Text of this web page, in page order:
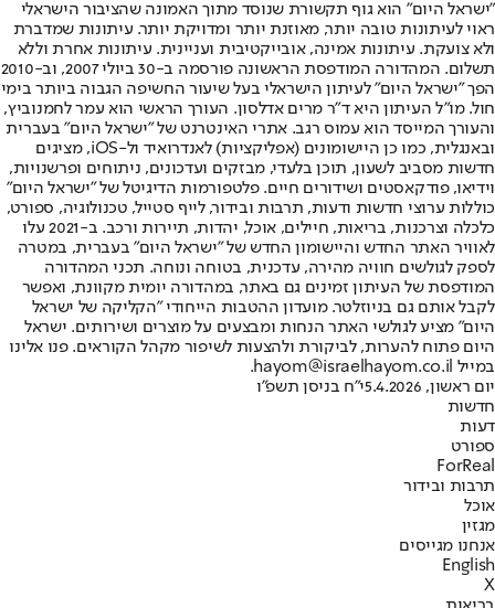
"ישראל היום" הוא גוף תקשורת שנוסד מתוך האמונה שהציבור הישראלי
ראוי לעיתונות טובה יותר, מאוזנת יותר ומדויקת יותר. עיתונות שמדברת
ולא צועקת. עיתונות אמינה, אובייקטיבית ועניינית. עיתונות אחרת וללא
תשלום. המהדורה המודפסת הראשונה פורסמה ב-30 ביולי 2007, וב-2010
הפך "ישראל היום" לעיתון הישראלי בעל שיעור החשיפה הגבוה ביותר בימי
חול. מו"ל העיתון היא ד"ר מרים אדלסון. העורך הראשי הוא עמר לחמנוביץ,
והעורך המייסד הוא עמוס רגב. אתרי האינטרנט של "ישראל היום" בעברית
ובאנגלית, כמו כן היישומונים (אפליקציות) לאנדרואיד ול-iOS, מציגים
חדשות מסביב לשעון, תוכן בלעדי, מבזקים ועדכונים, ניתוחים ופרשנויות,
וידיאו, פודקאסטים ושידורים חיים. פלטפורמות הדיגיטל של "ישראל היום"
כוללות ערוצי חדשות ודעות, תרבות ובידור, לייף סטייל, טכנולוגיה, ספורט,
כלכלה וצרכנות, בריאות, חיילים, אוכל, יהדות, תיירות ורכב. ב-2021 עלו
לאוויר האתר החדש והיישומון החדש של "ישראל היום" בעברית, במטרה
לספק לגולשים חוויה מהירה, עדכנית, בטוחה ונוחה. תכני המהדורה
המודפסת של העיתון זמינים גם באתר, במהדורה יומית מקוונת, ואפשר
לקבל אותם גם בניוזלטר. מועדון ההטבות הייחודי "הקליקה של ישראל
היום" מציע לגולשי האתר הנחות ומבצעים על מוצרים ושירותים. ישראל
היום פתוח להערות, לביקורת ולהצעות לשיפור מקהל הקוראים. פנו אלינו
במייל hayom@israelhayom.co.il.
יום ראשון, 5.4.2026
י"ח בניסן תשפ"ו
חדשות
דעות
ספורט
ForReal
תרבות ובידור
אוכל
מגזין
אנחנו מגייסים
English
X